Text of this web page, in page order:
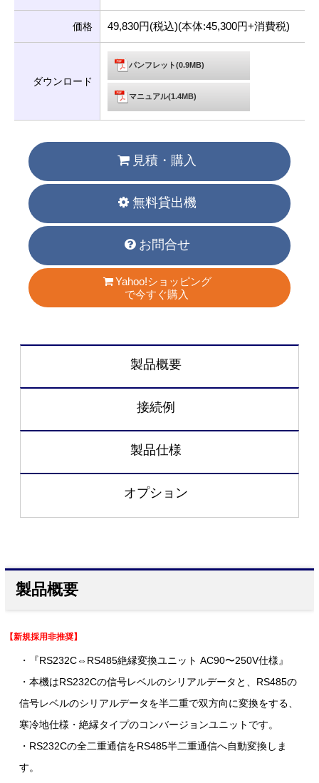
価格 49,830円(税込)(本体:45,300円+消費税)
ダウンロード
パンフレット(0.9MB)
マニュアル(1.4MB)
見積・購入
無料貸出機
お問合せ
Yahoo!ショッピング
で今すぐ購入
製品概要
接続例
製品仕様
オプション
製品概要
【新規採用非推奨】
・『RS232C⇔RS485絶縁変換ユニット AC90〜250V仕様』
・本機はRS232Cの信号レベルのシリアルデータと、RS485の
信号レベルのシリアルデータを半二重で双方向に変換をする、
寒冷地仕様・絶縁タイプのコンバージョンユニットです。
・RS232Cの全二重通信をRS485半二重通信へ自動変換しま
す。